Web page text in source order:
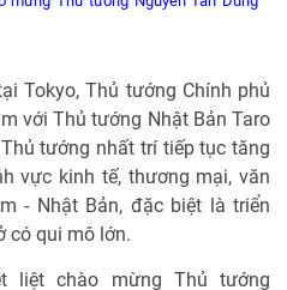
Tokyo, Thủ tướng Chính phủ
với Thủ tướng Nhật Bản Taro
tướng nhất trí tiếp tục tăng
vực kinh tế, thương mại, văn
- Nhật Bản, đặc biệt là triển
có qui mô lớn.
liệt chào mừng Thủ tướng